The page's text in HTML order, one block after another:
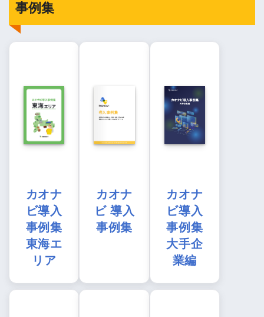
事例集
カオナ
ビ導入
事例集
東海エ
リア
カオナ
ビ 導入
事例集
カオナ
ビ導入
事例集
大手企
業編